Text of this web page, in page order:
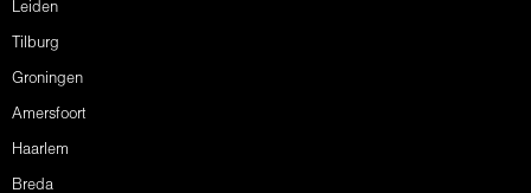
Leiden
Tilburg
Groningen
Amersfoort
Haarlem
Breda